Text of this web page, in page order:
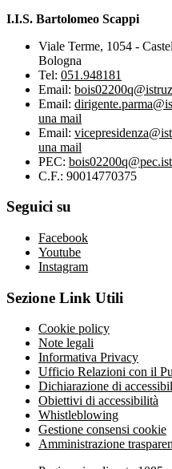
I.I.S. Bartolomeo Scappi
Viale Terme, 1054 -
Bologna
Tel: 051.948181
Email:
Email:
una mail
Email:
una mail
PEC:
C.F.: 90014770375
Seguici su
Facebook
Youtube
Instagram
Sezione Link Utili
Cookie policy
Note legali
Informativa Privacy
Ufficio Relazioni con il
Dichiarazione di
Obiettivi di accessibilità
Whistleblowing
Gestione consensi cookie
Amministrazione